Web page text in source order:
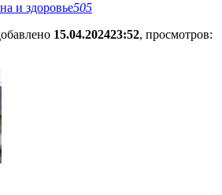
и здоровье505
15.04.202423:52, просмотров: